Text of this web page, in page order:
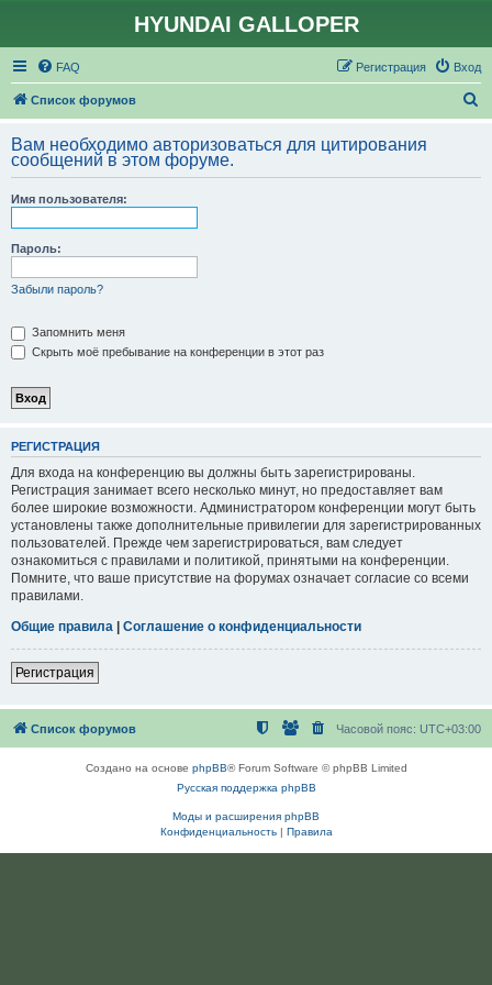
HYUNDAI GALLOPER
FAQ Вход
Регистрация
Список форумов
с
Вам необходимо авторизоваться для цитирования
сообщений в этом форуме.
Имя пользователя:
Пароль:
Забыли пароль?
Запомнить меня
Скрыть моё пребывание на конференции в этот раз
РЕГИСТРАЦИЯ
Для входа на конференцию вы должны быть зарегистрированы.
Регистрация занимает всего несколько минут, но предоставляет вам
более широкие возможности. Администратором конференции могут быть
установлены также дополнительные привилегии для зарегистрированных
пользователей. Прежде чем зарегистрироваться, вам следует
ознакомиться с правилами и политикой, принятыми на конференции.
Помните, что ваше присутствие на форумах означает согласие со всеми
правилами.
Общие правила | Соглашение о конфиденциальности
Регистрация
Список форумов Часовой пояс: UTC+03:00
Создано на основе phpBB® Forum Software © phpBB Limited
Русская поддержка phpBB
Моды и расширения phpBB
Конфиденциальность| Правила